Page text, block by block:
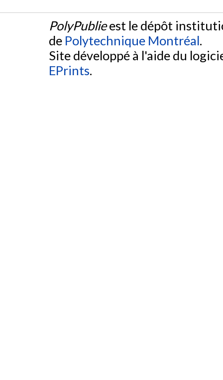
PolyPublieest le dépôt
de Polytechnique Montréal.
Site développé à l'aide du
EPrints.